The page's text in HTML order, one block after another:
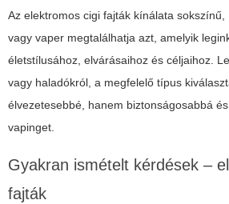
Az elektromos cigi fajták kínálata
vagy vaper megtalálhatja azt, amelyik
életstílusához, elvárásaihoz és céljaihoz.
vagy haladókról, a megfelelő típus
élvezetesebbé, hanem biztonságosabbá
vapinget.
Gyakran ismételt kérdések –
fajták